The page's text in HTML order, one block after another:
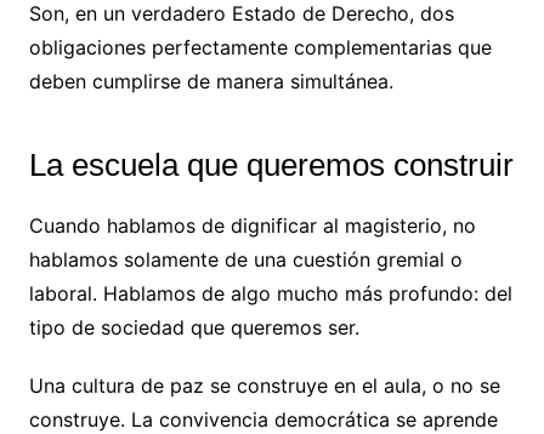
Son, en un verdadero Estado de Derecho, dos
obligaciones perfectamente complementarias que
deben cumplirse de manera simultánea.
La escuela que queremos construir
Cuando hablamos de dignificar al magisterio, no
hablamos solamente de una cuestión gremial o
laboral. Hablamos de algo mucho más profundo: del
tipo de sociedad que queremos ser.
Una cultura de paz se construye en el aula, o no se
construye. La convivencia democrática se aprende